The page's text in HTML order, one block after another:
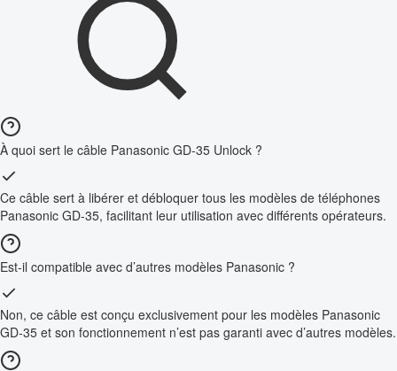
À quoi sert le câble Panasonic GD-35 Unlock ?
Ce câble sert à libérer et débloquer tous les modèles de téléphones
Panasonic GD-35, facilitant leur utilisation avec différents opérateurs.
Est-il compatible avec d’autres modèles Panasonic ?
Non, ce câble est conçu exclusivement pour les modèles Panasonic
GD-35 et son fonctionnement n’est pas garanti avec d’autres modèles.